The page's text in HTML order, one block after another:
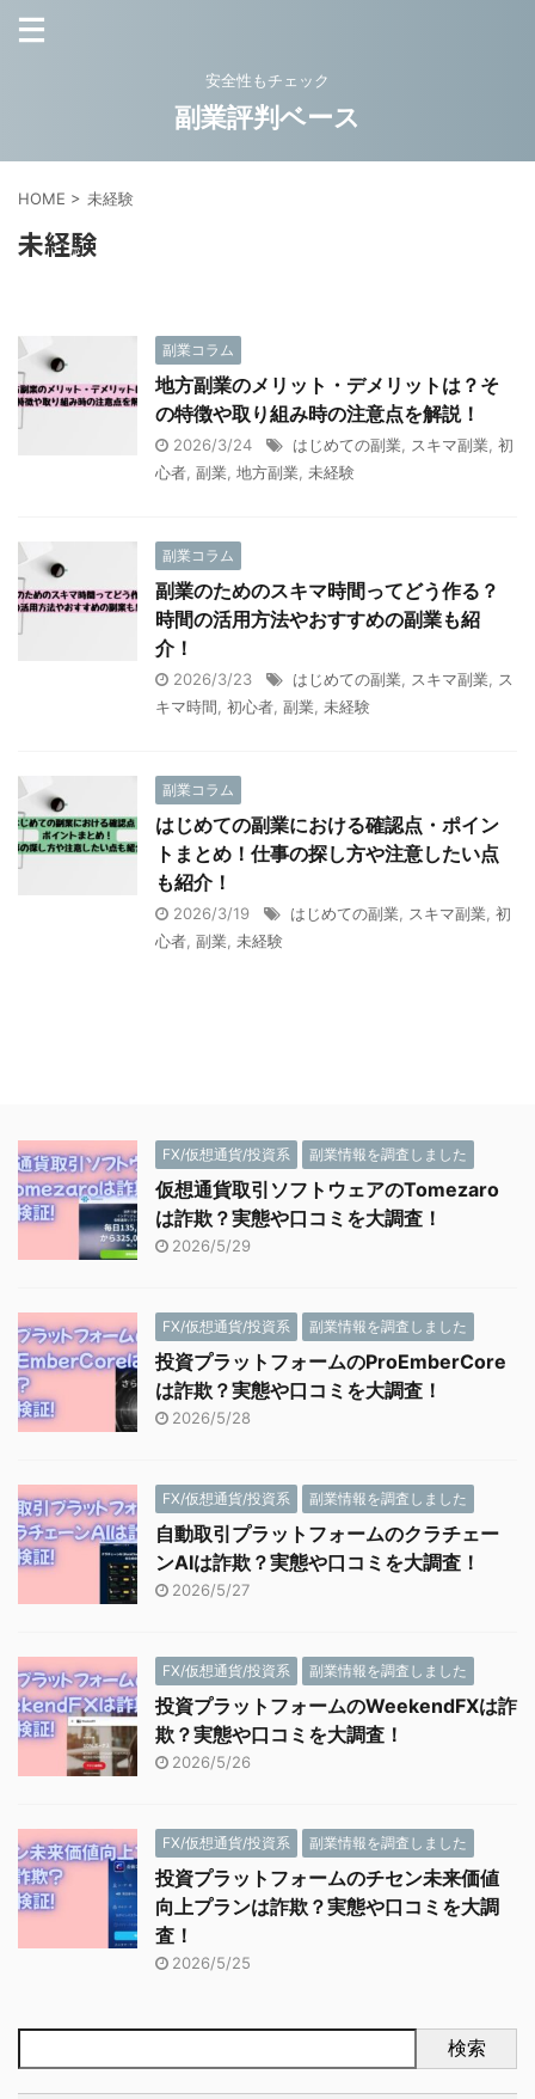
安全性もチェック
副業評判ベース
HOME > 未経験
未経験
副業コラム
地方副業のメリット・デメリットは？そ
の特徴や取り組み時の注意点を解説！
2026/3/24 はじめての副業 スキマ副業 初
心者 副業 地方副業 未経験
副業コラム
副業のためのスキマ時間ってどう作る？
時間の活用方法やおすすめの副業も紹
介！
2026/3/23 はじめての副業 スキマ副業
ス
キマ時間 初心者 副業 未経験
副業コラム
はじめての副業における確認点・ポイン
トまとめ！仕事の探し方や注意したい点
も紹介！
2026/3/19 はじめての副業 スキマ副業 初
心者 副業 未経験
FX/仮想通貨/投資系 副業情報を調査しました
仮想通貨取引ソフトウェアのTomezaro
は詐欺？実態や口コミを大調査！
2026/5/29
FX/仮想通貨/投資系 副業情報を調査しました
投資プラットフォームのProEmberCore
は詐欺？実態や口コミを大調査！
2026/5/28
FX/仮想通貨/投資系 副業情報を調査しました
自動取引プラットフォームのクラチェー
ンAIは詐欺？実態や口コミを大調査！
2026/5/27
FX/仮想通貨/投資系 副業情報を調査しました
投資プラットフォームのWeekendFXは詐
欺？実態や口コミを大調査！
2026/5/26
FX/仮想通貨/投資系 副業情報を調査しました
投資プラットフォームのチセン未来価値
向上プランは詐欺？実態や口コミを大調
査！
2026/5/25
検索